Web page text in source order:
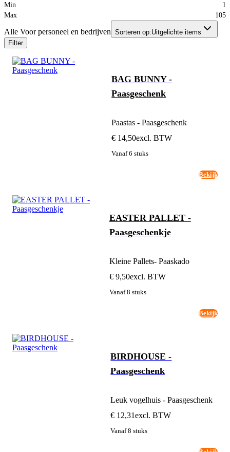
Min
1
Max
105
Alle Voor personeel en bedrijven Sorteren op:Uitgelichte items
Filter
BAG BUNNY -
Paasgeschenk
Paastas - Paasgeschenk
€ 14,50excl. BTW
Vanaf 6 stuks
Bekijk
EASTER PALLET -
Paasgeschenkje
Kleine Pallets- Paaskado
€ 9,50excl. BTW
Vanaf 8 stuks
Bekijk
BIRDHOUSE -
Paasgeschenk
Leuk vogelhuis - Paasgeschenk
€ 12,31excl. BTW
Vanaf 8 stuks